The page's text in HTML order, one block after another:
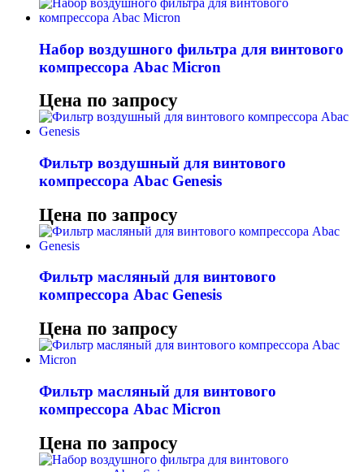
Набор воздушного фильтра для винтового
компрессора Abac Micron
Цена по запросу
Фильтр воздушный для винтового
компрессора Abac Genesis
Цена по запросу
Фильтр масляный для винтового
компрессора Abac Genesis
Цена по запросу
Фильтр масляный для винтового
компрессора Abac Micron
Цена по запросу